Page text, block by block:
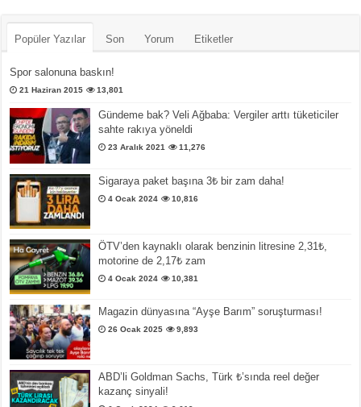
Popüler Yazılar Son Yorum Etiketler
Spor salonuna baskın!
21 Haziran 2015 13,801
Gündeme bak? Veli Ağbaba: Vergiler arttı tüketiciler
sahte rakıya yöneldi
23 Aralık 2021 11,276
Sigaraya paket başına 3₺ bir zam daha!
4 Ocak 2024 10,816
ÖTV’den kaynaklı olarak benzinin litresine 2,31₺,
motorine de 2,17₺ zam
4 Ocak 2024 10,381
Magazin dünyasına “Ayşe Barım” soruşturması!
26 Ocak 2025 9,893
ABD’li Goldman Sachs, Türk ₺’sında reel değer
kazanç sinyali!